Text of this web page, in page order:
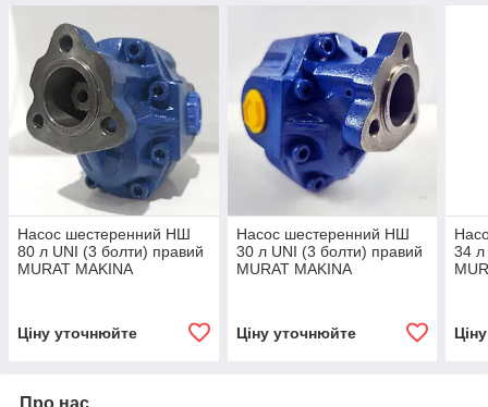
Насос шестеренний НШ
80 л UNI (3 болти) правий
MURAT MAKINA
Ціну уточнюйте
Насос шестеренний НШ
30 л UNI (3 болти) правий
MURAT MAKINA
Ціну уточнюйте
34 л
Про нас